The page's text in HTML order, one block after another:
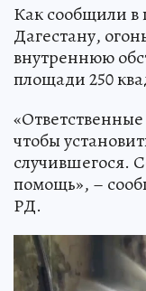
Как сообщили
Дагестану,
внутреннюю
площади 250
чтобы
случившегося.
помощь», –
РД.